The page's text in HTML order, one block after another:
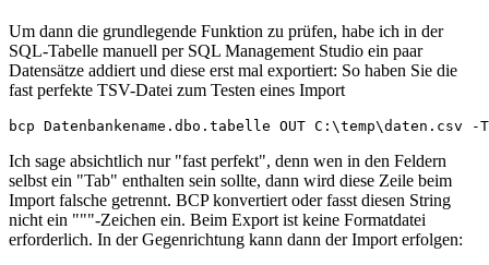
Um dann die grundlegende Funktion zu prüfen, habe ich in der
SQL-Tabelle manuell per SQL Management Studio ein paar
Datensätze addiert und diese erst mal exportiert: So haben Sie die
fast perfekte TSV-Datei zum Testen eines Import
bcp Datenbankename.dbo.tabelle OUT
Ich sage absichtlich nur "fast perfekt", denn wen in den Feldern
selbst ein "Tab" enthalten sein sollte, dann wird diese Zeile beim
Import falsche getrennt. BCP konvertiert oder fasst diesen String
nicht ein """-Zeichen ein. Beim Export ist keine Formatdatei
erforderlich. In der Gegenrichtung kann dann der Import erfolgen: